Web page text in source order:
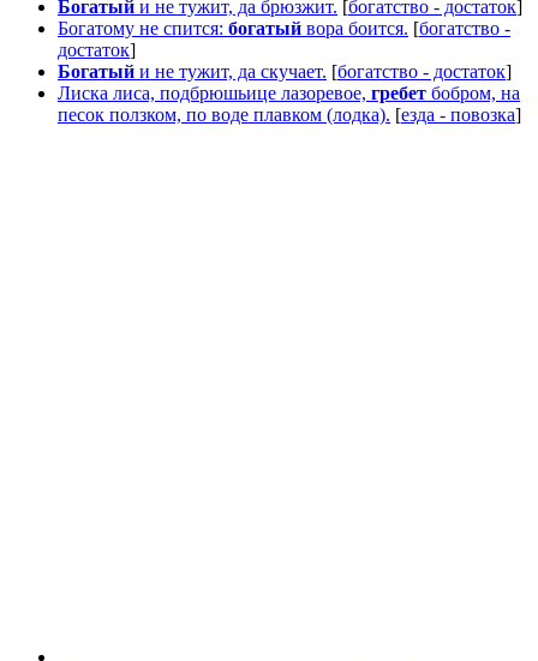
Богатый и не тужит, да брюзжит. [богатство - достаток]
Богатому не спится: богатый вора боится. [богатство -
достаток]
Богатый и не тужит, да скучает. [богатство - достаток]
Лиска лиса, подбрюшьице лазоревое, гребет бобром, на
песок ползком, по воде плавком (лодка). [езда - повозка]